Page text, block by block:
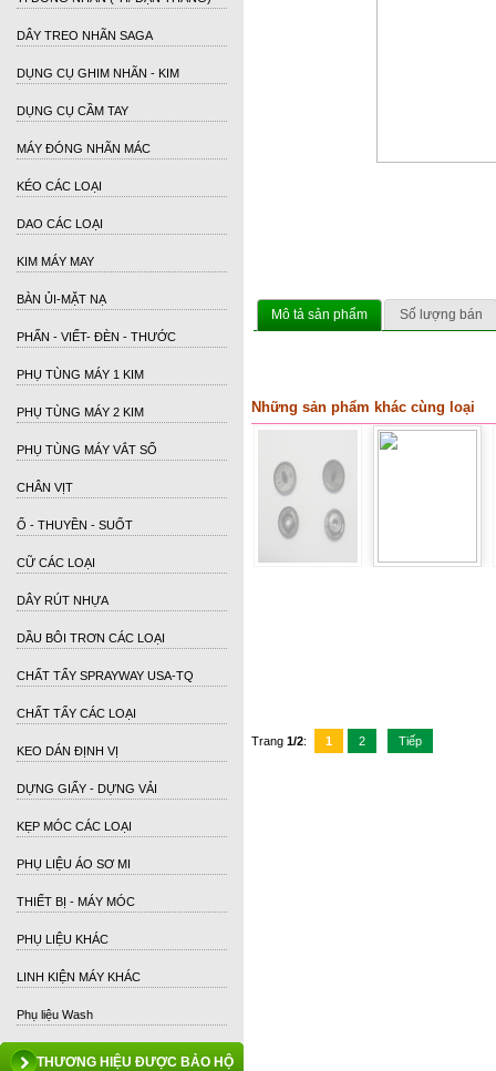
DÂY TREO NHÃN SAGA
DỤNG CỤ GHIM NHÃN - KIM
DỤNG CỤ CẦM TAY
MÁY ĐÓNG NHÃN MÁC
KÉO CÁC LOẠI
DAO CÁC LOẠI
KIM MÁY MAY
BÀN ỦI-MẶT NẠ
PHẤN - VIẾT- ĐÈN - THƯỚC
PHỤ TÙNG MÁY 1 KIM
PHỤ TÙNG MÁY 2 KIM
PHỤ TÙNG MÁY VẮT SỔ
CHÂN VỊT
Ổ - THUYỀN - SUỐT
CỮ CÁC LOẠI
DÂY RÚT NHỰA
DẦU BÔI TRƠN CÁC LOẠI
CHẤT TẨY SPRAYWAY USA-TQ
CHẤT TẨY CÁC LOẠI
KEO DÁN ĐỊNH VỊ
DỰNG GIẤY - DỰNG VẢI
KẸP MÓC CÁC LOẠI
PHỤ LIỆU ÁO SƠ MI
THIẾT BỊ - MÁY MÓC
PHỤ LIỆU KHÁC
LINH KIỆN MÁY KHÁC
Phụ liệu Wash
Mô tả sản phẩm Số lượng bán
Những sản phẩm khác cùng loại
Trang 1/2: 1 2 Tiếp
THƯƠNG HIỆU ĐƯỢC BẢO HỘ